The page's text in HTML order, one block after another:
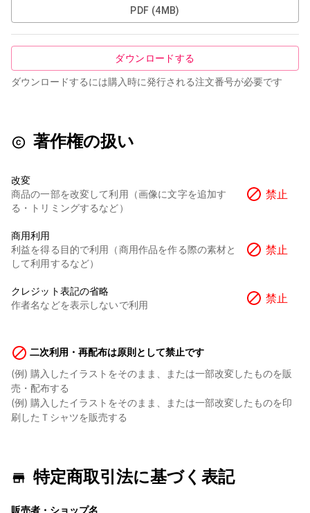
PDF (4MB)
ダウンロードする
ダウンロードするには購入時に発行される注文番号が必要です
著作権の扱い
改変
商品の一部を改変して利用（画像に文字を追加す
る・トリミングするなど）
禁止
商用利用
利益を得る目的で利用（商用作品を作る際の素材と
して利用するなど）
禁止
クレジット表記の省略
作者名などを表示しないで利用
禁止
二次利用・再配布は原則として禁止です
(例) 購入したイラストをそのまま、または一部改変したものを販
売・配布する
(例) 購入したイラストをそのまま、または一部改変したものを印
刷したＴシャツを販売する
特定商取引法に基づく表記
販売者・ショップ名